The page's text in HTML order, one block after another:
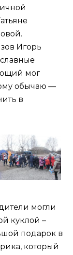
Игорь
мог
обычаю —
в
могли
куклой –
подарок в
который